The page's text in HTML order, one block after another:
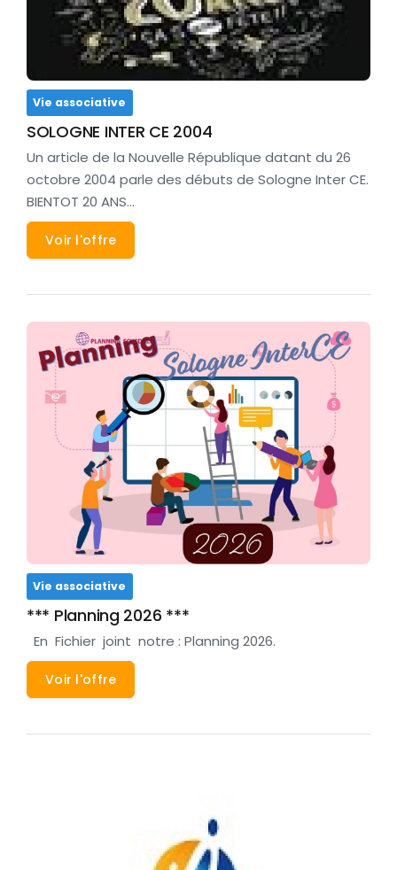
Vie associative
SOLOGNE INTER CE 2004
Un article de la Nouvelle République datant du 26
octobre 2004 parle des débuts de Sologne Inter CE.
BIENTOT 20 ANS…
Voir l'offre
Vie associative
*** Planning 2026 ***
En Fichier joint notre : Planning 2026.
Voir l'offre